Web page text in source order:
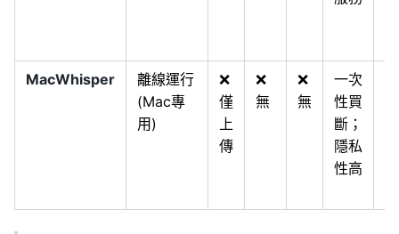
MacWhisper
離線運行
(Mac專
用)
❌
僅
上
傳
❌
無
❌
無
一次
性買
斷；
隱私
性高